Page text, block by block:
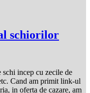
schiorilor
incep cu zecile de
Cand am primit link-ul
in oferta de cazare, am